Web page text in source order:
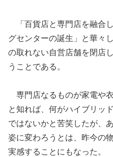
「百貨店と専門店を融合
グセンターの誕生」と華々
の取れない自営店舗を閉店
うことである。
専門店なるものが家電や
と知れば、何がハイブリッ
ではないかと苦笑したが、
姿に変わろうとは、昨今の
実感することにもなった。